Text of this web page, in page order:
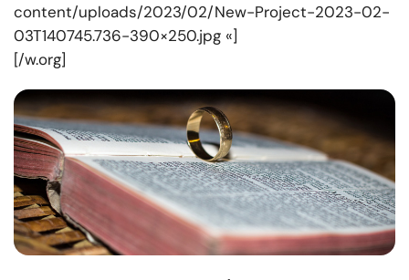
content/uploads/2023/02/New-Project-2023-02-
03T140745.736-390×250.jpg «]
[/w.org]